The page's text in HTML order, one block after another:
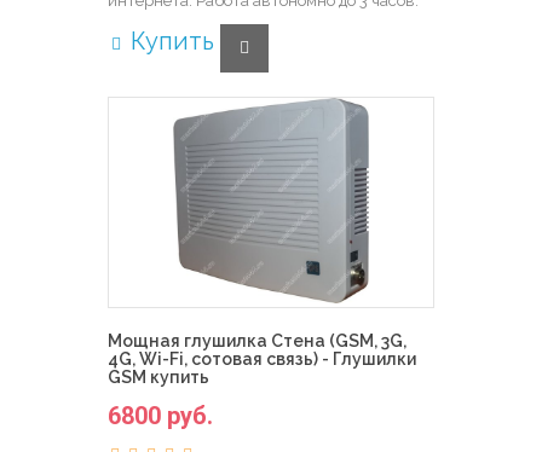
Купить
Мощная глушилка Стена (GSM, 3G,
4G, Wi-Fi, сотовая связь) - Глушилки
GSM купить
6800 руб.